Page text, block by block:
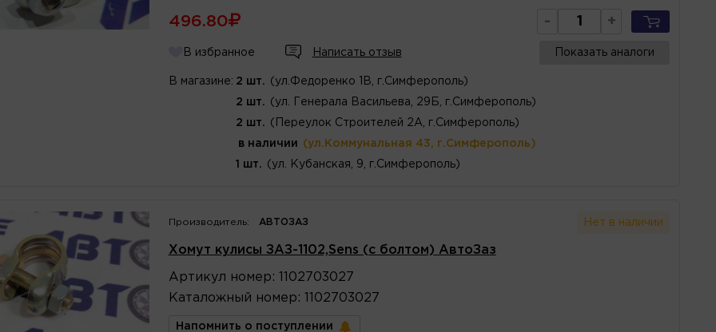
496.80 - +
В избранное Написать отзыв Показать аналоги
В магазине: 2 шт. (ул.Федоренко 1В, г.Симферополь)
2 шт. (ул. Генерала Васильева, 29Б, г.Симферополь)
2 шт. (Переулок Строителей 2А, г.Симферополь)
в наличии (ул.Коммунальная 43, г.Симферополь)
1 шт. (ул. Кубанская, 9, г.Симферополь)
Производитель: АВТОЗАЗ Нет в наличии
Хомут кулисы ЗАЗ-1102,Sens (с болтом) АвтоЗаз
Артикул номер : 1102703027
Каталожный номер : 1102703027
Напомнить о поступлении